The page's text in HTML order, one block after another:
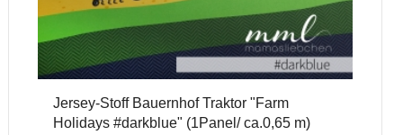
Jersey-Stoff Bauernhof Traktor "Farm
Holidays #darkblue" (1Panel/ ca.0,65 m)